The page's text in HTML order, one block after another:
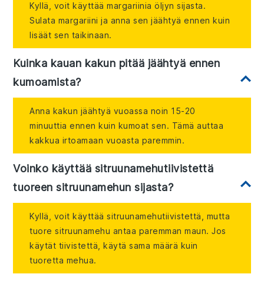
Kyllä, voit käyttää margariinia öljyn sijasta.
Sulata margariini ja anna sen jäähtyä ennen kuin
lisäät sen taikinaan.
Kuinka kauan kakun pitää jäähtyä ennen
kumoamista?
Anna kakun jäähtyä vuoassa noin 15-20
minuuttia ennen kuin kumoat sen. Tämä auttaa
kakkua irtoamaan vuoasta paremmin.
Voinko käyttää sitruunamehutiivistettä
tuoreen sitruunamehun sijasta?
Kyllä, voit käyttää sitruunamehutiivistettä, mutta
tuore sitruunamehu antaa paremman maun. Jos
käytät tiivistettä, käytä sama määrä kuin
tuoretta mehua.